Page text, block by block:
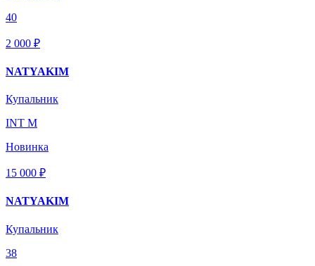
40
2 000 ₽
NATYAKIM
Купальник
INT M
Новинка
15 000 ₽
NATYAKIM
Купальник
38